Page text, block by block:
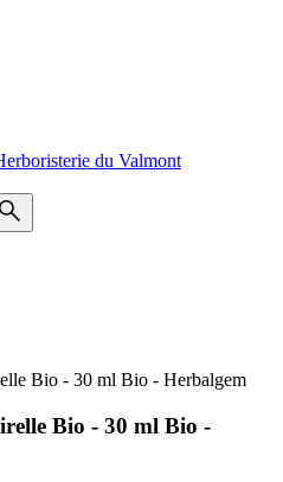
Bio - 30 ml Bio - Herbalgem
Bio - 30 ml Bio -